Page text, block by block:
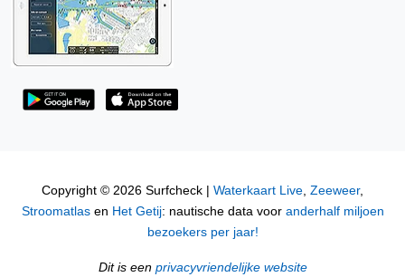
Copyright © 2026 Surfcheck | Waterkaart Live, Zeeweer,
Stroomatlasen Het Getij: nautische data voor anderhalf miljoen
bezoekers per jaar!
Dit is een privacyvriendelijke website